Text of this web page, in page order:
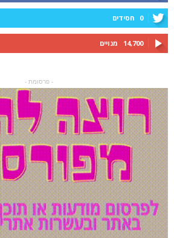
0 חסידים
14,700 מנויים
- פרסומת -